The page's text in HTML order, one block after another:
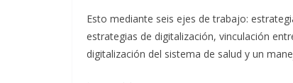
Esto mediante seis ejes de trabajo:
estrategias de digitalización, vinculación
digitalización del sistema de salud y un